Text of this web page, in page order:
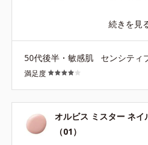
ベタつかないように気を遣わな
た目でもなく自然です。 全体的
が、ミスターというネーミング
が多少血色悪く見えます。 も
商品が作られる事を希望します
るのは何故でしょうか。 女性に
を作っていただきたいです。
続きを見
50代後半・敏感肌 センシティ
満足度
オルビス ミスター ネイ
（01）